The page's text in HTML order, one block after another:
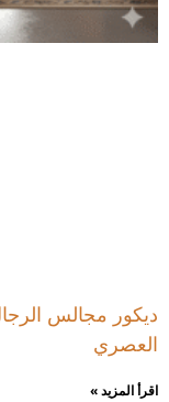
ديكور مجالس
العصري
اقرأ المزيد »